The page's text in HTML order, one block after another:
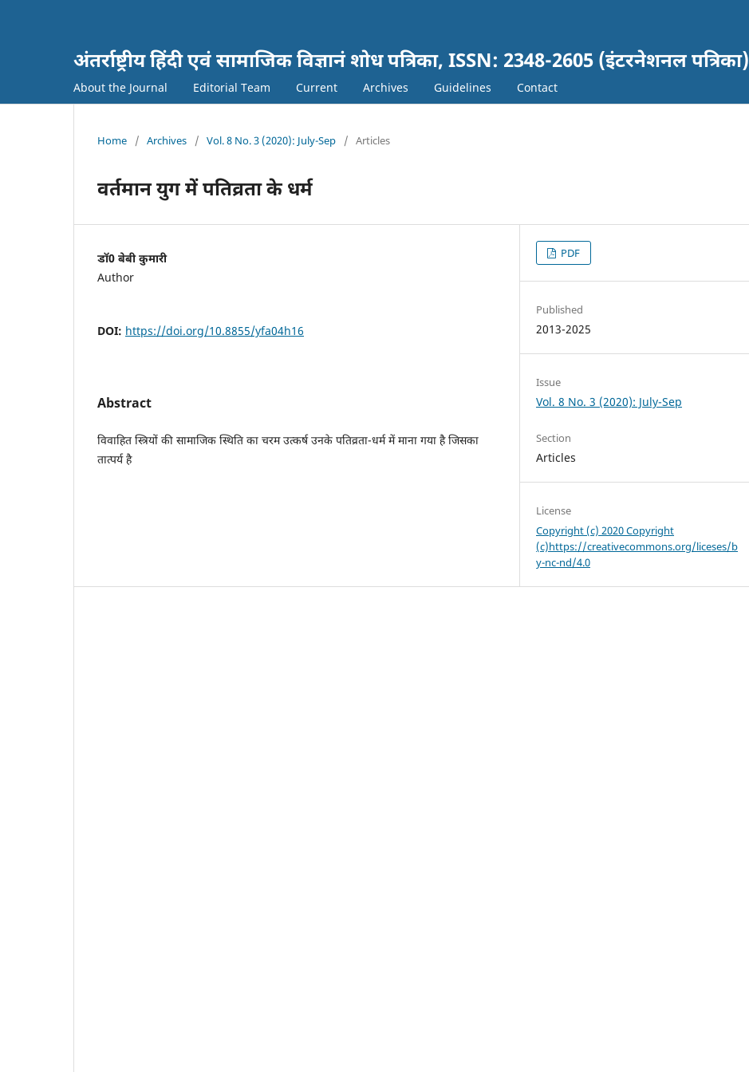
अंतर्राष्ट्रीय हिंदी एवं सामाजिक विज्ञानं शोध पत्रिका, ISSN: 2348-2605 (इंटरनेशनल पत्रिका)
About the Journal Editorial Team Current Archives Guidelines Contact
Home / Archives / Vol. 8 No. 3 (2020): July-Sep / Articles
वर्तमान युग में पतिव्रता के धर्म
डाॅ0 बेबी कुमारी
Author
DOI: https://doi.org/10.8855/yfa04h16
Abstract
विवाहित स्त्रियों की सामाजिक स्थिति का चरम उत्कर्ष उनके पतिव्रता-धर्म में माना गया है जिसका
तात्पर्य है
PDF
Published
2013-2025
Issue
Vol. 8 No. 3 (2020): July-Sep
Section
Articles
License
Copyright (c) 2020 Copyright
(c)https://creativecommons.org/liceses/b
y-nc-nd/4.0